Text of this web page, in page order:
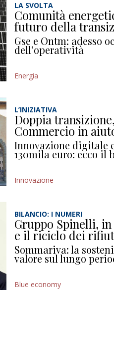
LA SVOLTA
Comunità
futuro della
Gse e Ontm: adesso
dell’operatività
Energia
L’INIZIATIVA
Doppia
Commercio in
Innovazione digitale
130mila euro: ecco il
Innovazione
BILANCIO: I NUMERI
Gruppo Spinelli,
e il riciclo dei
Sommariva: la
valore sul lungo
Blue economy